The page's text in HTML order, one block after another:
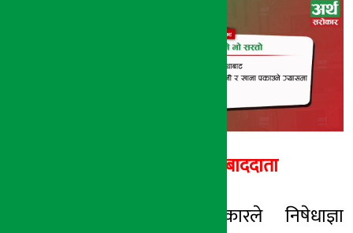
अर्थ सरोकार सम्बाददाता
काठमाडौँ । सरकारले निषेधाज्ञा